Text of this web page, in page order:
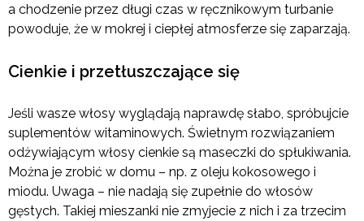
a chodzenie przez długi czas w ręcznikowym turbanie
powoduje, że w mokrej i ciepłej atmosferze się zaparzają.
Cienkie i przetłuszczające się
Jeśli wasze włosy wyglądają naprawdę słabo, spróbujcie
suplementów witaminowych. Świetnym rozwiązaniem
odżywiającym włosy cienkie są maseczki do spłukiwania.
Można je zrobić w domu – np. z oleju kokosowego i
miodu. Uwaga – nie nadają się zupełnie do włosów
gęstych. Takiej mieszanki nie zmyjecie z nich i za trzecim